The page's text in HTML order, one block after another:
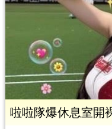
啦啦隊爆休息室